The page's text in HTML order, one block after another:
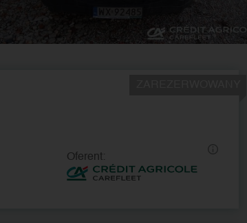
Oferent: